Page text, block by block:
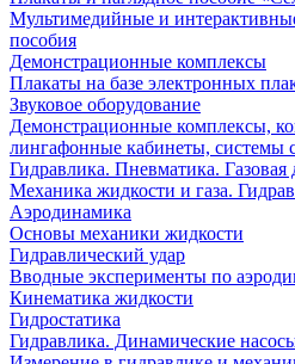
Мультимедийные и
пособия
Демонстрационные комплексы
Плакаты на базе электронных
Звуковое оборудование
Демонстрационные комплексы,
лингафонные кабинеты, системы
Гидравлика. Пневматика. Газовая
Механика жидкости и газа.
Аэродинамика
Основы механики жидкости
Гидравлический удар
Вводные эксперименты по
Кинематика жидкости
Гидростатика
Гидравлика. Динамические